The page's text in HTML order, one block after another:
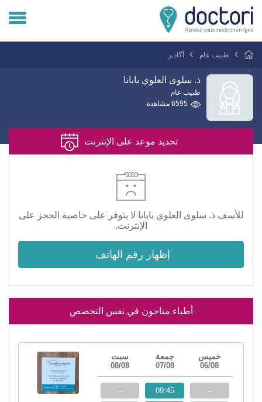
تسجيل دخول المريض
تسجيل دخول الطبيب
طبيب عام أگادير
ذ. سلوى العلوي بابانا
طبيب عام
6595 مشاهدة
تحديد موعد على الإنترنت
للأسف ذ. سلوى العلوي بابانا لا يتوفر على خاصية الحجز على
الإنترنت.
إظهار رقم الهاتف
أطباء متاحون في نفس التخصص
خميس
06/08
جمعة
07/08
سبت
08/08
--
09:45
--